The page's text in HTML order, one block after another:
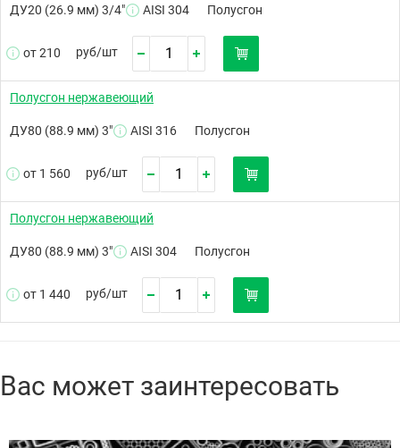
ДУ20 (26.9 мм) 3/4" AISI 304 Полусгон
от 210 руб/шт
Полусгон нержавеющий
ДУ80 (88.9 мм) 3" AISI 316 Полусгон
от 1 560 руб/шт
Полусгон нержавеющий
ДУ80 (88.9 мм) 3" AISI 304 Полусгон
от 1 440 руб/шт
Вас может заинтересовать